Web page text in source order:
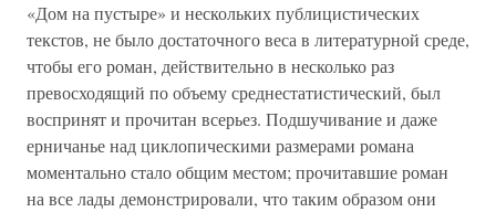
«Дом на пустыре» и нескольких публицистических
текстов, не было достаточного веса в литературной среде,
чтобы его роман, действительно в несколько раз
превосходящий по объему среднестатистический, был
воспринят и прочитан всерьез. Подшучивание и даже
ерничанье над циклопическими размерами романа
моментально стало общим местом; прочитавшие роман
на все лады демонстрировали, что таким образом они